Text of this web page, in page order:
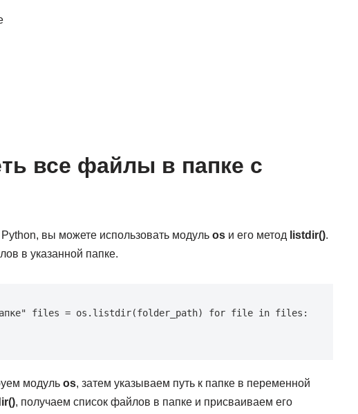
все файлы в папке с
вы можете использовать модуль osи его метод listdir().
в указанной папке.
files = os.listdir(folder_path) for file in files:
модуль os, затем указываем путь к папке в переменной
, получаем список файлов в папке и присваиваем его